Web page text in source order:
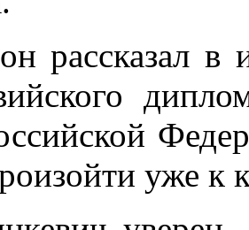
рассказал в
уже к